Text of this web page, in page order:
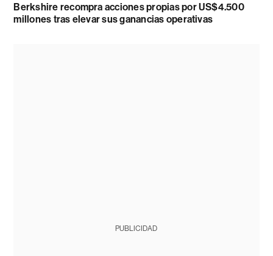
Berkshire recompra acciones propias por US$4.500
millones tras elevar sus ganancias operativas
PUBLICIDAD